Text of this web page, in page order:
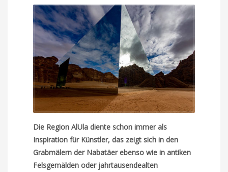
Die Region AlUla diente schon immer als
Inspiration für Künstler, das zeigt sich in den
Grabmälern der Nabatäer ebenso wie in antiken
Felsgemälden oder jahrtausendealten